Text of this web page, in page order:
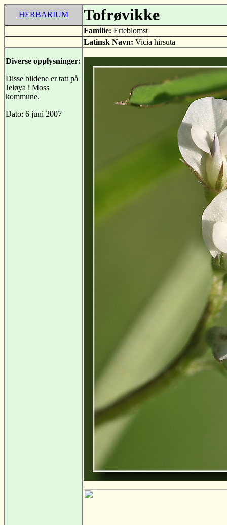
HERBARIUM Tofrøvikke
Familie: Erteblomst
Latinsk Navn: Vicia hirsuta
Diverse opplysninger:
Disse bildene er tatt på
Jeløya i Moss
kommune.
Dato: 6 juni 2007